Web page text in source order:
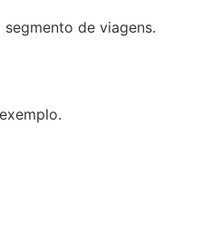
de viagens.